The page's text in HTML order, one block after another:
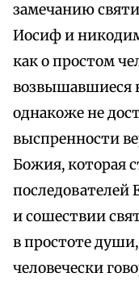
замечанию
Иосиф и
как о простом
возвышавшиеся
однакоже не
выспренности
Божия, которая
последователей
и сошествии
в простоте
человечески